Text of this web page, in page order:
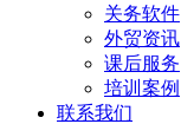
关务软件
外贸资讯
课后服务
培训案例
联系我们